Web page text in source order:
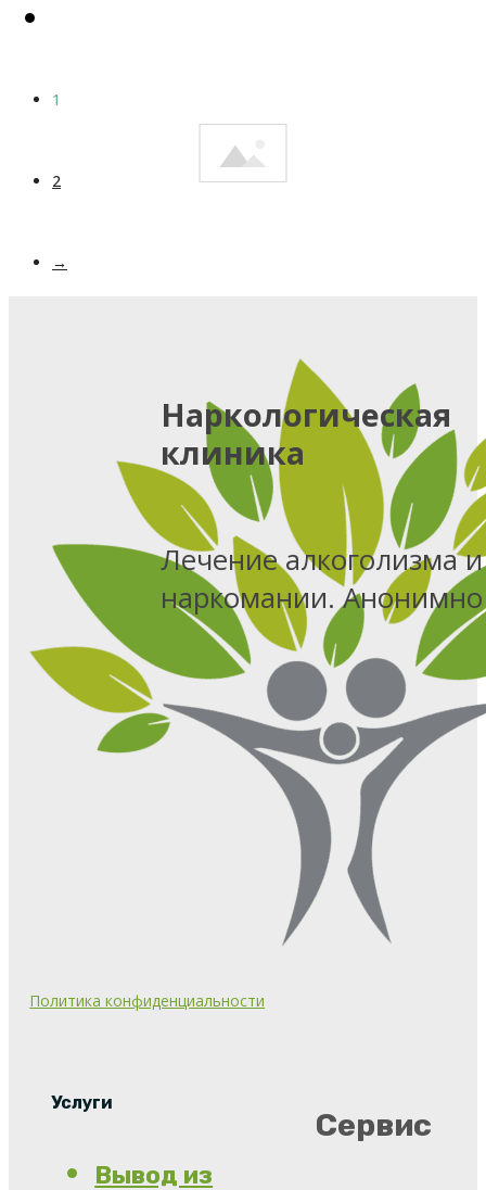
1
2
→
Наркологическая
клиника
Лечение алкоголизма и
наркомании. Анонимно
Политика конфиденциальности
Услуги
Вывод из
Сервис